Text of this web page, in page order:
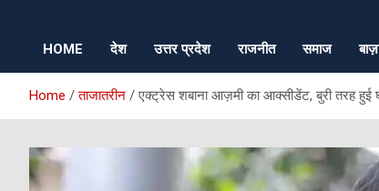
HOME देश उत्तर प्रदेश राजनीत समाज
Home ताजातरीन एक्ट्रेस शबाना आज़मी का आक्सीडेंट, बुरी तरह हुई